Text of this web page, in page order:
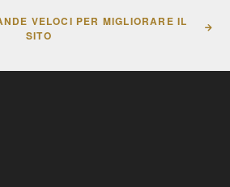
VELOCI PER MIGLIORARE IL
SITO